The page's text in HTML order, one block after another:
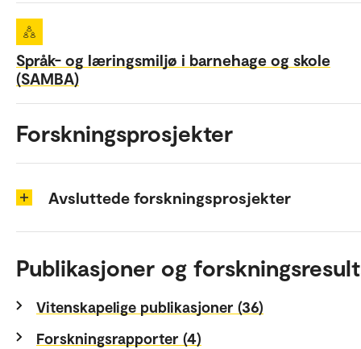
Språk- og læringsmiljø i barnehage og skole
(SAMBA)
Forskningsprosjekter
Avsluttede forskningsprosjekter
Publikasjoner og
Vitenskapelige publikasjoner (36)
Forskningsrapporter (4)